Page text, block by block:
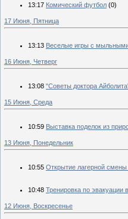
13:17 Комический футбол (0)
17 Июня, Пятница
13:13 Веселые игры с
16 Июня, Четверг
13:08 "Советы доктора
15 Июня, Среда
10:59 Выставка поделок из
13 Июня, Понедельник
10:55 Открытие лагерной
10:48 Тренировка по эвакуации
12 Июня, Воскресенье